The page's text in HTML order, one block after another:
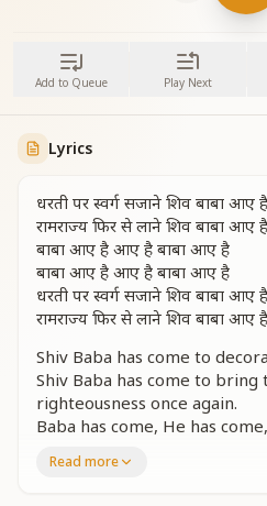
Add to Queue Play Next
Lyrics
धरती पर स्वर्ग सजाने शिव बाबा आए है
रामराज्य फिर से लाने शिव बाबा आए है
बाबा आए है आए है बाबा आए है
बाबा आए है आए है बाबा आए है
धरती पर स्वर्ग सजाने शिव बाबा आए है
रामराज्य फिर से लाने शिव बाबा आए है
Shiv Baba has come to
Shiv Baba has come to
righteousness once again.
Baba has come, He has
Shiv Baba has come to
Read more